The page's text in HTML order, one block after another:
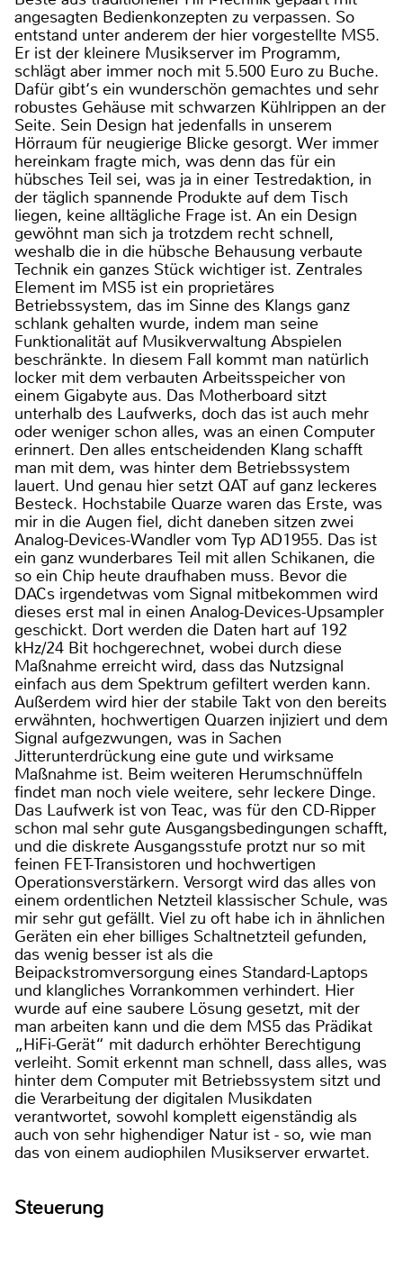
angesagten Bedienkonzepten zu verpassen. So
entstand unter anderem der hier vorgestellte MS5.
Er ist der kleinere Musikserver im Programm,
schlägt aber immer noch mit 5.500 Euro zu Buche.
Dafür gibt‘s ein wunderschön gemachtes und sehr
robustes Gehäuse mit schwarzen Kühlrippen an der
Seite. Sein Design hat jedenfalls in unserem
Hörraum für neugierige Blicke gesorgt. Wer immer
hereinkam fragte mich, was denn das für ein
hübsches Teil sei, was ja in einer Testredaktion, in
der täglich spannende Produkte auf dem Tisch
liegen, keine alltägliche Frage ist. An ein Design
gewöhnt man sich ja trotzdem recht schnell,
weshalb die in die hübsche Behausung verbaute
Technik ein ganzes Stück wichtiger ist. Zentrales
Element im MS5 ist ein proprietäres
Betriebssystem, das im Sinne des Klangs ganz
schlank gehalten wurde, indem man seine
Funktionalität auf Musikverwaltung Abspielen
beschränkte. In diesem Fall kommt man natürlich
locker mit dem verbauten Arbeitsspeicher von
einem Gigabyte aus. Das Motherboard sitzt
unterhalb des Laufwerks, doch das ist auch mehr
oder weniger schon alles, was an einen Computer
erinnert. Den alles entscheidenden Klang schafft
man mit dem, was hinter dem Betriebssystem
lauert. Und genau hier setzt QAT auf ganz leckeres
Besteck. Hochstabile Quarze waren das Erste, was
mir in die Augen fiel, dicht daneben sitzen zwei
Analog-Devices-Wandler vom Typ AD1955. Das ist
ein ganz wunderbares Teil mit allen Schikanen, die
so ein Chip heute draufhaben muss. Bevor die
DACs irgendetwas vom Signal mitbekommen wird
dieses erst mal in einen Analog-Devices-Upsampler
geschickt. Dort werden die Daten hart auf 192
kHz/24 Bit hochgerechnet, wobei durch diese
Maßnahme erreicht wird, dass das Nutzsignal
einfach aus dem Spektrum gefiltert werden kann.
Außerdem wird hier der stabile Takt von den bereits
erwähnten, hochwertigen Quarzen injiziert und dem
Signal aufgezwungen, was in Sachen
Jitterunterdrückung eine gute und wirksame
Maßnahme ist. Beim weiteren Herumschnüffeln
findet man noch viele weitere, sehr leckere Dinge.
Das Laufwerk ist von Teac, was für den CD-Ripper
schon mal sehr gute Ausgangsbedingungen schafft,
und die diskrete Ausgangsstufe protzt nur so mit
feinen FET-Transistoren und hochwertigen
Operationsverstärkern. Versorgt wird das alles von
einem ordentlichen Netzteil klassischer Schule, was
mir sehr gut gefällt. Viel zu oft habe ich in ähnlichen
Geräten ein eher billiges Schaltnetzteil gefunden,
das wenig besser ist als die
Beipackstromversorgung eines Standard-Laptops
und klangliches Vorrankommen verhindert. Hier
wurde auf eine saubere Lösung gesetzt, mit der
man arbeiten kann und die dem MS5 das Prädikat
„HiFi-Gerät“ mit dadurch erhöhter Berechtigung
verleiht. Somit erkennt man schnell, dass alles, was
hinter dem Computer mit Betriebssystem sitzt und
die Verarbeitung der digitalen Musikdaten
verantwortet, sowohl komplett eigenständig als
auch von sehr highendiger Natur ist - so, wie man
das von einem audiophilen Musikserver erwartet.
Steuerung